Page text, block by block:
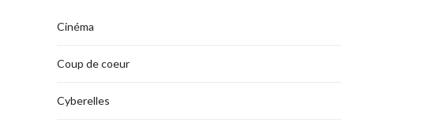
Cinéma
Coup de coeur
Cyberelles